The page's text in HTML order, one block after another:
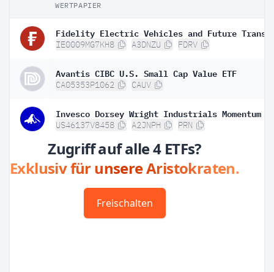
WERTPAPIER
IE0009MG7KH8 A3DNZU FDRV
Avantis CIBC U.S. Small Cap Value ETF
CA05353P1062 CAUV
Invesco Dorsey Wright Industrials Momentum
US46137V8458 A2JNPH PRN
Zugriff auf alle 4 ETFs?
Exklusiv für unsere Aristokraten.
Freischalten